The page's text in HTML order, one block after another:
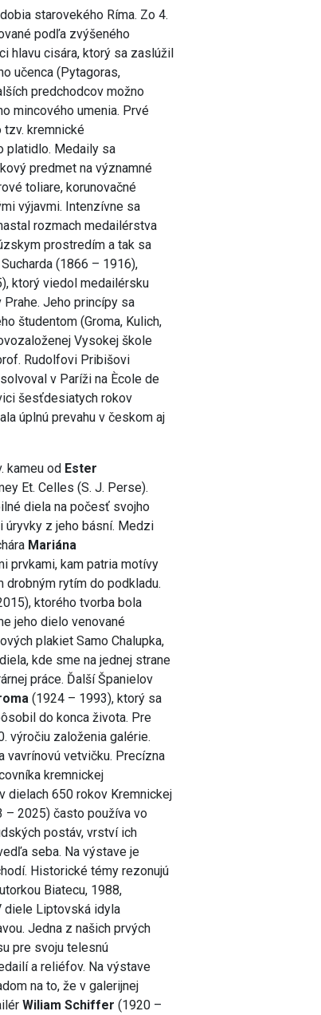
starovekého Ríma. Zo 4.
podľa zvýšeného
hlavu cisára, ktorý sa zaslúžil
učenca (Pytagoras,
predchodcov možno
mincového umenia. Prvé
tzv. kremnické
platidlo. Medaily sa
predmet na významné
toliare, korunovačné
výjavmi. Intenzívne sa
rozmach medailérstva
prostredím a tak sa
(1866 – 1916),
ktorý viedol medailérsku
Jeho princípy sa
študentom (Groma, Kulich,
Vysokej škole
Rudolfovi Pribišovi
v Paríži na Ècole de
šesťdesiatych rokov
úplnú prevahu v českom aj
kameu od Ester
Et. Celles (S. J. Perse).
diela na počesť svojho
úryvky z jeho básní. Medzi
Mariána
prvkami, kam patria motívy
drobným rytím do podkladu.
ktorého tvorba bola
jeho dielo venované
plakiet Samo Chalupka,
kde sme na jednej strane
práce. Ďalší Španielov
(1924 – 1993), ktorý sa
do konca života. Pre
výročiu založenia galérie.
vavrínovú vetvičku. Precízna
kremnickej
dielach 650 rokov Kremnickej
– 2025) často používa vo
postáv, vrství ich
seba. Na výstave je
Historické témy rezonujú
Biatecu, 1988,
diele Liptovská idyla
Jedna z našich prvých
pre svoju telesnú
a reliéfov. Na výstave
na to, že v galerijnej
Wiliam Schiffer (1920 –